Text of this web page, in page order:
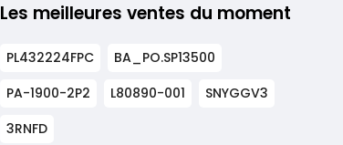
Les meilleures ventes du moment
PL432224FPC
BA_PO.SP13500
PA-1900-2P2
L80890-001
SNYGGV3
3RNFD